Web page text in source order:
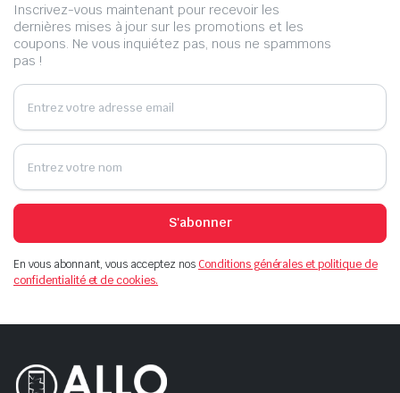
Inscrivez-vous maintenant pour recevoir les
dernières mises à jour sur les promotions et les
coupons. Ne vous inquiétez pas, nous ne spammons
pas !
S'abonner
En vous abonnant, vous acceptez nosConditions générales et politique de
confidentialité et de cookies.